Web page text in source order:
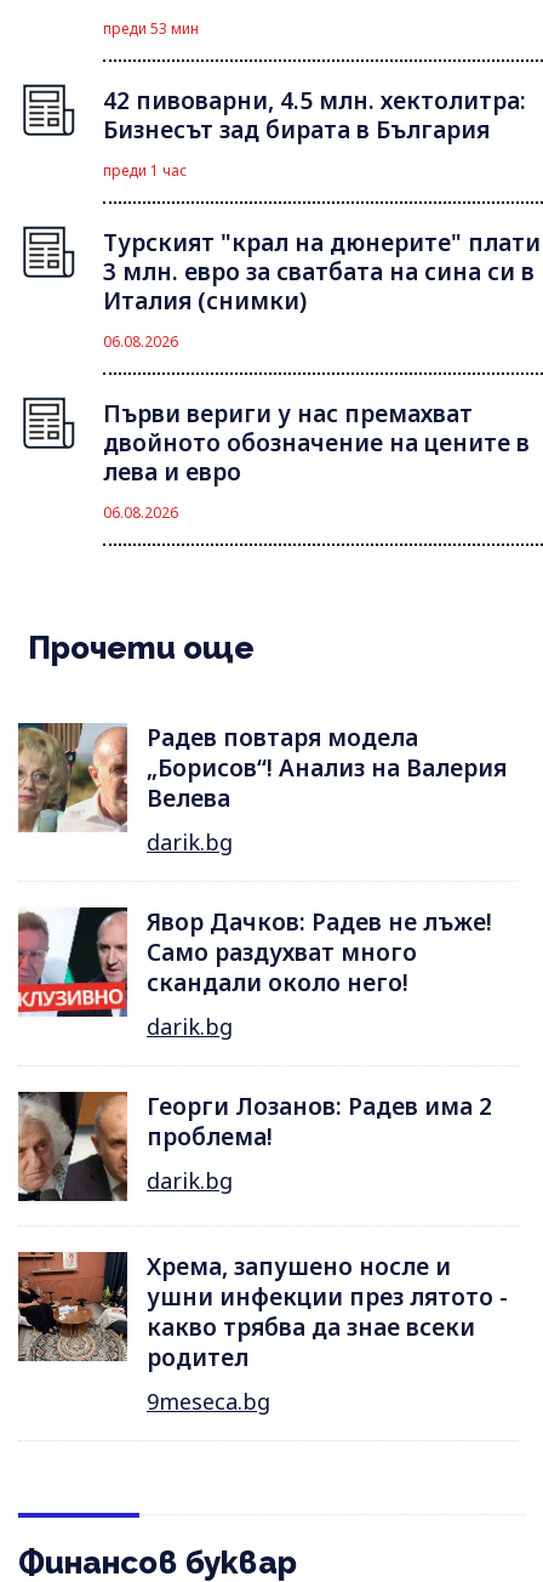
преди 53 мин
42 пивоварни, 4.5 млн. хектолитра:
Бизнесът зад бирата в България
преди 1 час
Турският "крал на дюнерите" плати
3 млн. евро за сватбата на сина си в
Италия (снимки)
06.08.2026
Първи вериги у нас премахват
двойното обозначение на цените в
лева и евро
06.08.2026
Прочети още
Радев повтаря модела
„Борисов“! Анализ на Валерия
Велева
darik.bg
Явор Дачков: Радев не лъже!
Само раздухват много
скандали около него!
darik.bg
Георги Лозанов: Радев има 2
проблема!
darik.bg
Хрема, запушено носле и
ушни инфекции през лятотo -
какво трябва да знае всеки
родител
9meseca.bg
Финансов буквар